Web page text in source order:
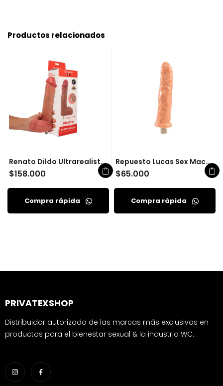
Productos relacionados
Renato Dildo Ultrarealista Con Adaptador Sex Machine
$158.000
Compra rápida
Repuesto Lucas Sex Machine
$65.000
Compra rápida
PRIVATEXSHOP
Distribuidor autorizado de las marcas más exclusivas en
productos para el bienestar sexual & la industria WC.